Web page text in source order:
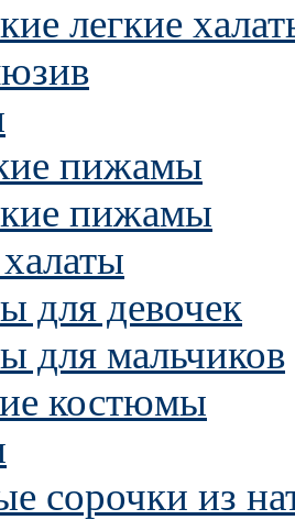
легкие
пижамы
пижамы
для девочек
для мальчиков
костюмы
сорочки из